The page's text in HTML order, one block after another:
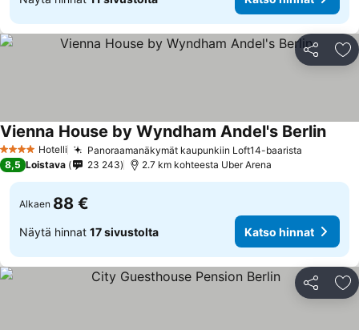
Jaa
4 Tähtiluokitus
Hotelli Panoraamanäkymät kaupunkiin Loft14-baarista
Vienna House by Wyndham Andel's Berlin
8,5 Loistava 23 243 2.7 km kohteesta Uber Arena
Alkaen 88 €
Näytä hinnat 17 sivustolta Katso hinnat
Jaa